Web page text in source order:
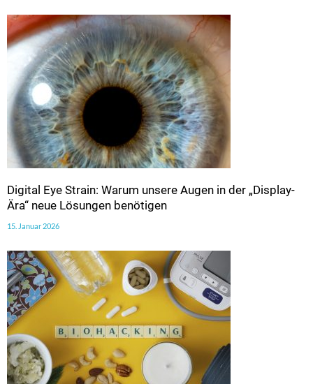
Digital Eye Strain: Warum unsere Augen in der „Display-
Ära“ neue Lösungen benötigen
15. Januar 2026